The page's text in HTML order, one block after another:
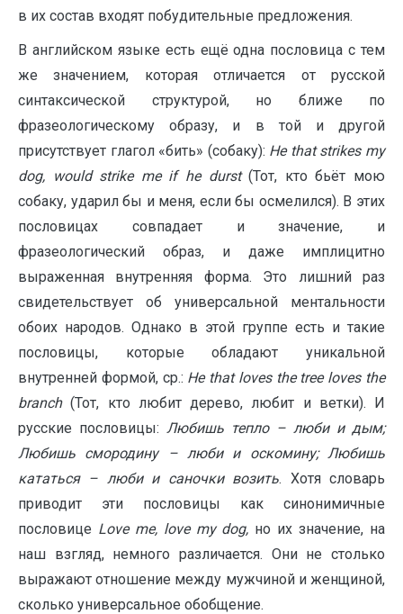
в их состав входят побудительные предложения.
В английском языке есть ещё одна пословица с тем
же значением, которая отличается от русской
синтаксической структурой, но ближе по
фразеологическому образу, и в той и другой
присутствует глагол «бить» (собаку): He that strikes my
dog, would strike me if he durst(Тот, кто бьёт мою
собаку, ударил бы и меня, если бы осмелился). В этих
пословицах совпадает и значение, и
фразеологический образ, и даже имплицитно
выраженная внутренняя форма. Это лишний раз
свидетельствует об универсальной ментальности
обоих народов. Однако в этой группе есть и такие
пословицы, которые обладают уникальной
внутренней формой, ср.: He that loves the tree loves the
branch(Тот, кто любит дерево, любит и ветки). И
русские пословицы: Любишь тепло – люби и дым;
Любишь смородину – люби и оскомину; Любишь
кататься – люби и саночки возить. Хотя словарь
приводит эти пословицы как синонимичные
пословице Love me, love my dog, но их значение, на
наш взгляд, немного различается. Они не столько
выражают отношение между мужчиной и женщиной,
сколько универсальное обобщение.